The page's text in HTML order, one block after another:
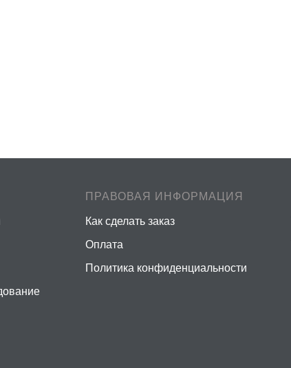
ПРАВОВАЯ ИНФОРМАЦИЯ
Как сделать заказ
Оплата
Политика конфиденциальности